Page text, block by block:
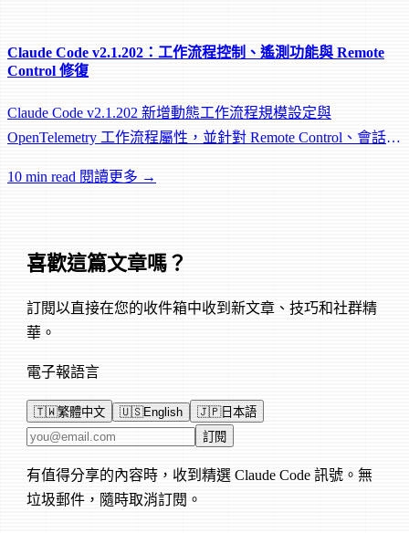
Claude Code v2.1.202：工作流程控制、遙測功能與 Remote
Control 修復
Claude Code v2.1.202 新增動態工作流程規模設定與
OpenTelemetry 工作流程屬性，並針對 Remote Control、會話管
10 min read 閱讀更多 →
喜歡這篇文章嗎？
訂閱以直接在您的收件箱中收到新文章、技巧和社群精
華。
電子報語言
🇹🇼繁體中文 🇺🇸English 🇯🇵日本語
電子郵件地址 訂閱
有值得分享的內容時，收到精選 Claude Code 訊號。無
垃圾郵件，隨時取消訂閱。